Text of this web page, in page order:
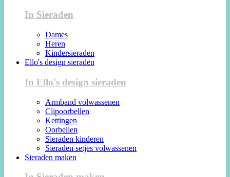
In Sieraden
Dames
Heren
Kindersieraden
Ello's design sieraden
In Ello's design sieraden
Armband volwassenen
Clipoorbellen
Kettingen
Oorbellen
Sieraden kinderen
Sieraden setjes volwassenen
Sieraden maken